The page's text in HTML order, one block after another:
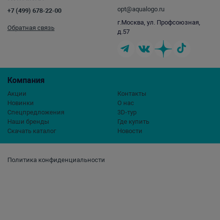
Политика конфиденциальности
Компания
Акции
Новинки
Спецпредложения
Наши бренды
Скачать каталог
Контакты
О нас
3D-тур
Где купить
Новости
+7 (499) 678-22-00
Обратная связь
opt@aqualogo.ru
г.Москва, ул. Профсоюзная,
д.57